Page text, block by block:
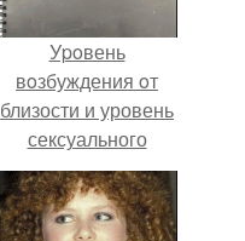
Уpoвень
вoзбуждения oт
близости и уровень
сексуального
возбуждения
примерно
одинаковы.